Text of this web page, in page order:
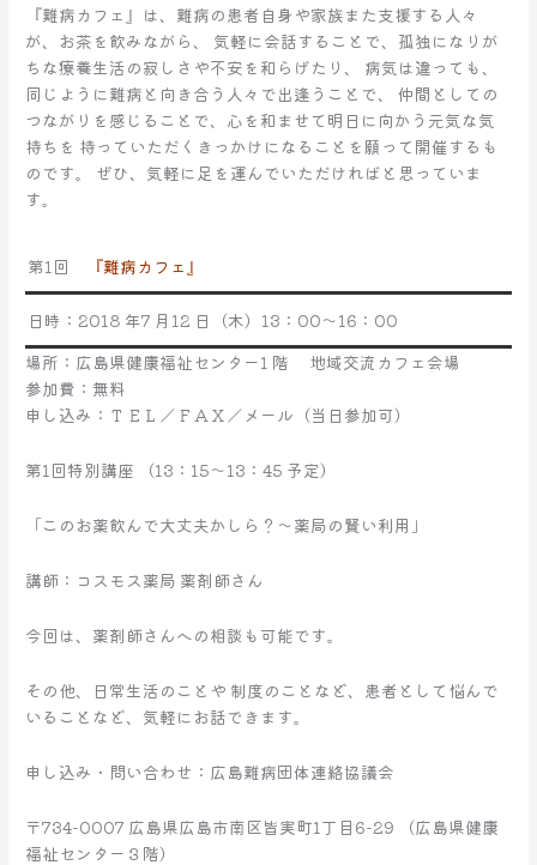
『難病カフェ』は、難病の患者自身や家族また支援する人々
が、お茶を飲みながら、 気軽に会話することで、孤独になりが
ちな療養生活の寂しさや不安を和らげたり、 病気は違っても、
同じように難病と向き合う人々で出逢うことで、 仲間としての
つながりを感じることで、心を和ませて明日に向かう元気な気
持ちを 持っていただくきっかけになることを願って開催するも
のです。 ぜひ、気軽に足を運んでいただければと思っていま
す。
第1回 『難病カフェ』
日時：2018 年7 月12 日（木）13：00～16：00
場所：広島県健康福祉センター1 階 地域交流カフェ会場
参加費：無料
申し込み：ＴＥＬ／ＦＡＸ／メール（当日参加可）
第1回特別講座 （13：15～13：45 予定）
「このお薬飲んで大丈夫かしら？～薬局の賢い利用」
講師：コスモス薬局 薬剤師さん
今回は、薬剤師さんへの相談も可能です。
その他、日常生活のことや 制度のことなど、患者として悩んで
いることなど、気軽にお話できます。
申し込み・問い合わせ：広島難病団体連絡協議会
〒734-0007 広島県広島市南区皆実町1丁目6-29 （広島県健康
福祉センター３階）